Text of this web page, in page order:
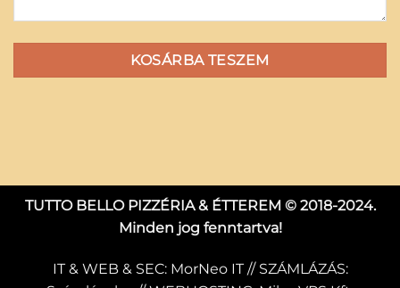
KOSÁRBA TESZEM
TUTTO BELLO PIZZÉRIA & ÉTTEREM © 2018-2024.
Minden jog fenntartva!
IT & WEB & SEC: MorNeo IT// SZÁMLÁZÁS: